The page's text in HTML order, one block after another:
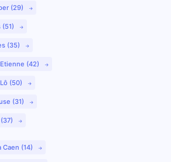
(29)
(51)
(35)
(42)
(50)
(31)
(14)